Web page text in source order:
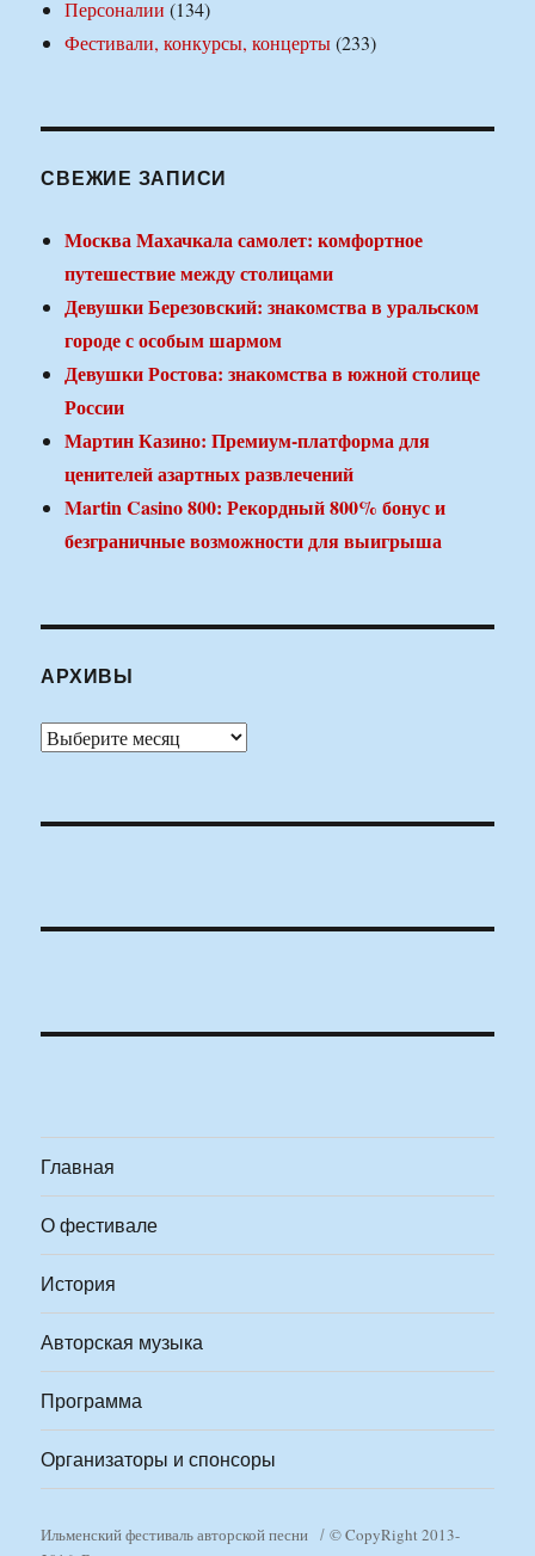
Персоналии (134)
Фестивали, конкурсы, концерты(233)
СВЕЖИЕ ЗАПИСИ
Москва Махачкала самолет: комфортное
путешествие между столицами
Девушки Березовский: знакомства в уральском
городе с особым шармом
Девушки Ростова: знакомства в южной столице
России
Мартин Казино: Премиум-платформа для
ценителей азартных развлечений
Martin Casino 800: Рекордный 800% бонус и
безграничные возможности для выигрыша
АРХИВЫ
Архивы
Главная
О фестивале
История
Авторская музыка
Программа
Организаторы и спонсоры
Ильменский фестиваль авторской песни
© CopyRight 2013-